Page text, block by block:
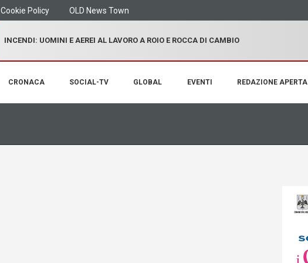
Cookie Policy OLD News Town
INCENDI: UOMINI E AEREI AL LAVORO A ROIO E ROCCA DI CAMBIO
CRONACA SOCIAL-TV GLOBAL EVENTI REDAZIONE APERTA